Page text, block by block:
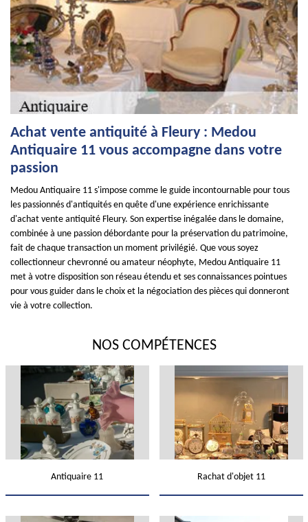
Achat vente antiquité à Fleury : Medou
Antiquaire 11 vous accompagne dans votre
passion
Medou Antiquaire 11 s'impose comme le guide incontournable pour tous
les passionnés d'antiquités en quête d'une expérience enrichissante
d'achat vente antiquité Fleury. Son expertise inégalée dans le domaine,
combinée à une passion débordante pour la préservation du patrimoine,
fait de chaque transaction un moment privilégié. Que vous soyez
collectionneur chevronné ou amateur néophyte, Medou Antiquaire 11
met à votre disposition son réseau étendu et ses connaissances pointues
pour vous guider dans le choix et la négociation des pièces qui donneront
vie à votre collection.
NOS COMPÉTENCES
Antiquaire 11 Rachat d'objet 11